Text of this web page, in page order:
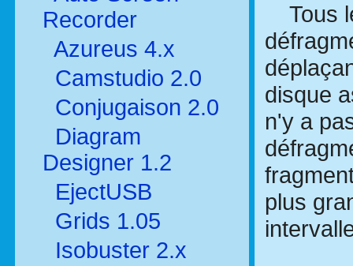
Recorder
Azureus 4.x
Camstudio 2.0
Conjugaison 2.0
Diagram
Designer 1.2
EjectUSB
Grids 1.05
Isobuster 2.x
Tous
disque
n'y a
plus